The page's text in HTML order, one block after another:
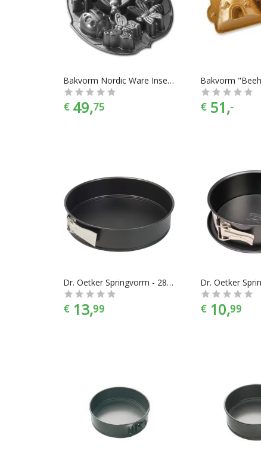
Bakvorm Nordic Ware Insecten
€ 49,75 € 51,-
Dr. Oetker Springvorm - 28 cm
€ 13,99 € 10,99